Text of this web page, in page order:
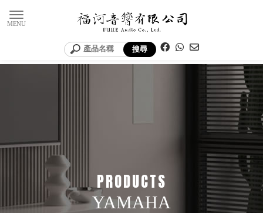
YAMAHA